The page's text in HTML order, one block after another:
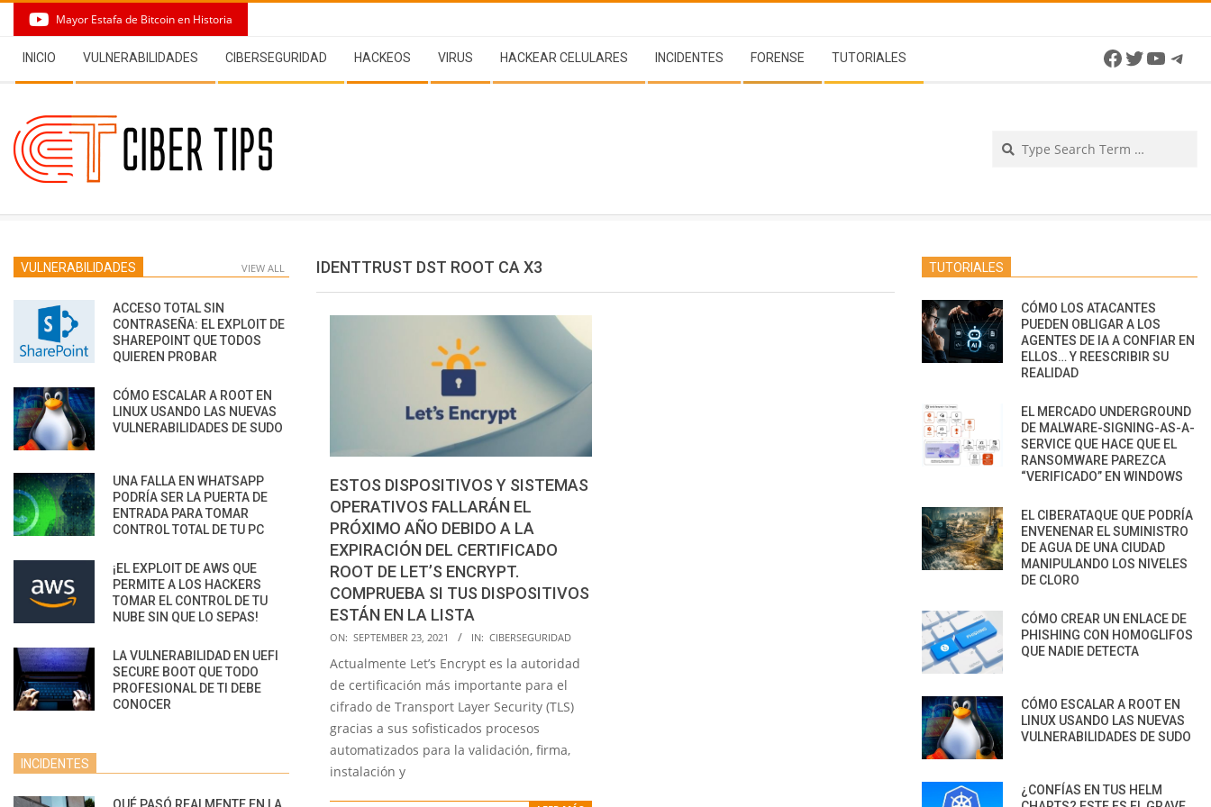
content
Mayor Estafa de Bitcoin en Historia
Navigation
Menu
INICIO VULNERABILIDADES CIBERSEGURIDAD HACKEOS VIRUS HACKEAR CELULARES INCIDENTES FORENSE TUTORIALES Facebook
Twitter
IDENTTRUST DST ROOT CA X3
ESTOS DISPOSITIVOS Y SISTEMAS
OPERATIVOS FALLARÁN EL
PRÓXIMO AÑO DEBIDO A LA
EXPIRACIÓN DEL CERTIFICADO
ROOT DE LET’S ENCRYPT.
COMPRUEBA SI TUS DISPOSITIVOS
ESTÁN EN LA LISTA
2021-
09-
23
ON: SEPTEMBER 23, 2021 IN: CIBERSEGURIDAD
Actualmente Let’s Encrypt es la autoridad
de certificación más importante para el
cifrado de Transport Layer Security (TLS)
gracias a sus sofisticados procesos
automatizados para la validación, firma,
instalación y
VULNERABILIDADES VIEW ALL
ACCESO TOTAL SIN
CONTRASEÑA: EL EXPLOIT DE
SHAREPOINT QUE TODOS
QUIEREN PROBAR
CÓMO ESCALAR A ROOT EN
LINUX USANDO LAS NUEVAS
VULNERABILIDADES DE SUDO
UNA FALLA EN WHATSAPP
PODRÍA SER LA PUERTA DE
ENTRADA PARA TOMAR
CONTROL TOTAL DE TU PC
¡EL EXPLOIT DE AWS QUE
PERMITE A LOS HACKERS
TOMAR EL CONTROL DE TU
NUBE SIN QUE LO SEPAS!
LA VULNERABILIDAD EN UEFI
SECURE BOOT QUE TODO
PROFESIONAL DE TI DEBE
CONOCER
INCIDENTES
QUÉ PASÓ REALMENTE EN LA
TUTORIALES
CÓMO LOS ATACANTES
PUEDEN OBLIGAR A LOS
AGENTES DE IA A CONFIAR EN
ELLOS… Y REESCRIBIR SU
REALIDAD
EL MERCADO UNDERGROUND
DE MALWARE-SIGNING-AS-A-
SERVICE QUE HACE QUE EL
RANSOMWARE PAREZCA
“VERIFICADO” EN WINDOWS
EL CIBERATAQUE QUE PODRÍA
ENVENENAR EL SUMINISTRO
DE AGUA DE UNA CIUDAD
MANIPULANDO LOS NIVELES
DE CLORO
CÓMO CREAR UN ENLACE DE
PHISHING CON HOMOGLIFOS
QUE NADIE DETECTA
CÓMO ESCALAR A ROOT EN
LINUX USANDO LAS NUEVAS
VULNERABILIDADES DE SUDO
¿CONFÍAS EN TUS HELM